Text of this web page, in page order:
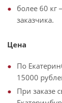
более 60 кг
заказчика.
Цена
По
15000
При заказе